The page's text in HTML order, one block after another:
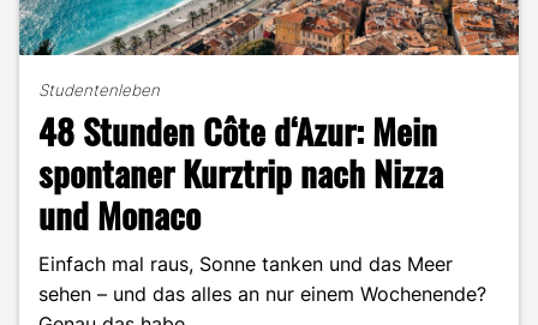
Studentenleben
48 Stunden Côte d‘Azur: Mein
spontaner Kurztrip nach Nizza
und Monaco
Einfach mal raus, Sonne tanken und das Meer
sehen – und das alles an nur einem Wochenende?